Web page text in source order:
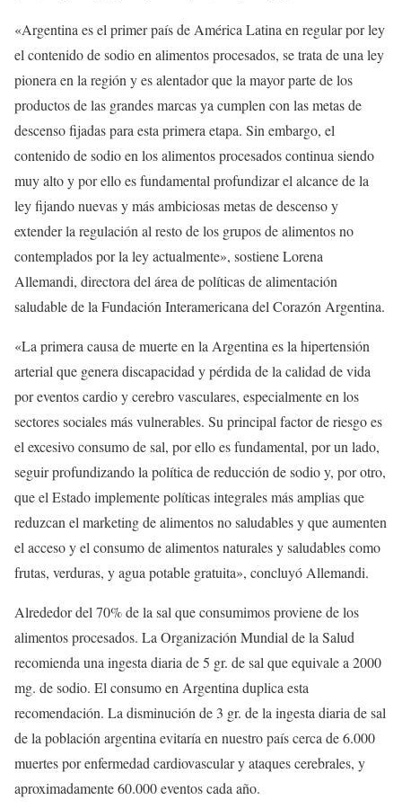
«Argentina es el primer país de América Latina en regular por ley
el contenido de sodio en alimentos procesados, se trata de una ley
pionera en la región y es alentador que la mayor parte de los
productos de las grandes marcas ya cumplen con las metas de
descenso fijadas para esta primera etapa. Sin embargo, el
contenido de sodio en los alimentos procesados continua siendo
muy alto y por ello es fundamental profundizar el alcance de la
ley fijando nuevas y más ambiciosas metas de descenso y
extender la regulación al resto de los grupos de alimentos no
contemplados por la ley actualmente», sostiene Lorena
Allemandi, directora del área de políticas de alimentación
saludable de la Fundación Interamericana del Corazón Argentina.
«La primera causa de muerte en la Argentina es la hipertensión
arterial que genera discapacidad y pérdida de la calidad de vida
por eventos cardio y cerebro vasculares, especialmente en los
sectores sociales más vulnerables. Su principal factor de riesgo es
el excesivo consumo de sal, por ello es fundamental, por un lado,
seguir profundizando la política de reducción de sodio y, por otro,
que el Estado implemente políticas integrales más amplias que
reduzcan el marketing de alimentos no saludables y que aumenten
el acceso y el consumo de alimentos naturales y saludables como
frutas, verduras, y agua potable gratuita», concluyó Allemandi.
Alrededor del 70% de la sal que consumimos proviene de los
alimentos procesados. La Organización Mundial de la Salud
recomienda una ingesta diaria de 5 gr. de sal que equivale a 2000
mg. de sodio. El consumo en Argentina duplica esta
recomendación. La disminución de 3 gr. de la ingesta diaria de sal
de la población argentina evitaría en nuestro país cerca de 6.000
muertes por enfermedad cardiovascular y ataques cerebrales, y
aproximadamente 60.000 eventos cada año.